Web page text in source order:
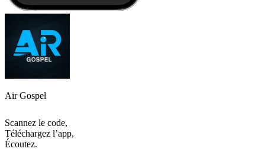
Air Gospel
Scannez le code,
Téléchargez l’app,
Écoutez.